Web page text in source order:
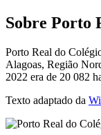
Sobre Porto
Porto Real do
Alagoas, Região
2022 era de 20 082
Texto adaptado da